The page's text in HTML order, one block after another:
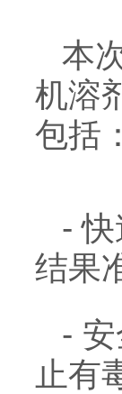
本
机溶
包括：
-
结果
-
止有